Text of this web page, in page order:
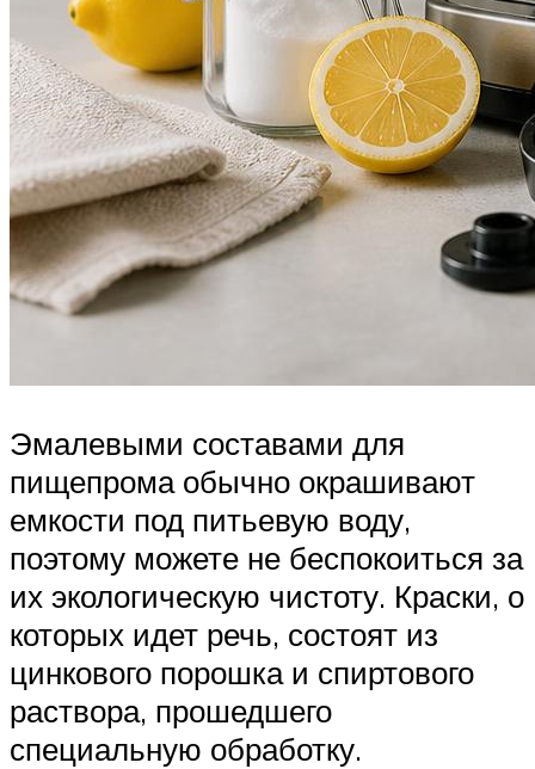
Эмалевыми составами для
пищепрома обычно окрашивают
емкости под питьевую воду,
поэтому можете не беспокоиться за
их экологическую чистоту. Краски, о
которых идет речь, состоят из
цинкового порошка и спиртового
раствора, прошедшего
специальную обработку.